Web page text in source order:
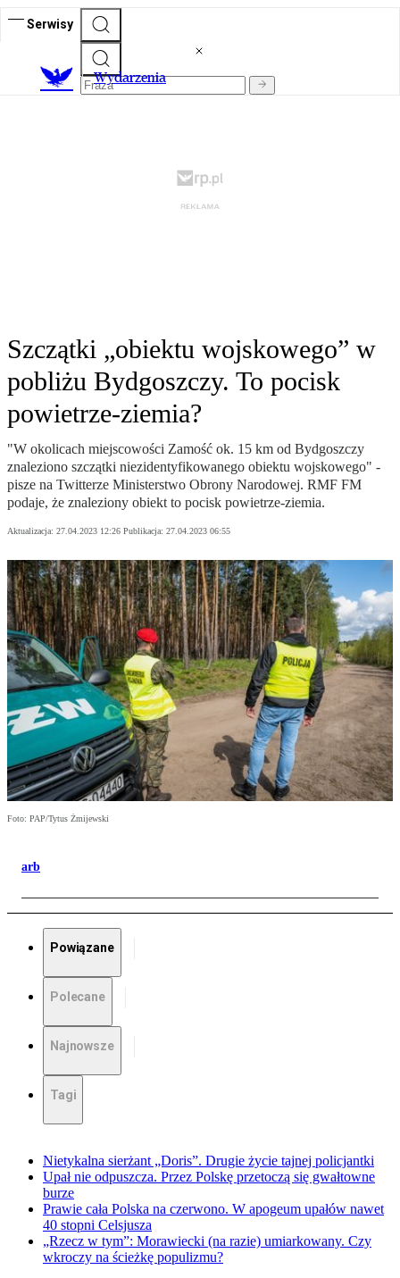
Serwisy
Wydarzenia
Szczątki „obiektu wojskowego” w
pobliżu Bydgoszczy. To pocisk
powietrze-ziemia?
"W okolicach miejscowości Zamość ok. 15 km od Bydgoszczy
znaleziono szczątki niezidentyfikowanego obiektu wojskowego" -
pisze na Twitterze Ministerstwo Obrony Narodowej. RMF FM
podaje, że znaleziony obiekt to pocisk powietrze-ziemia.
Aktualizacja: 27.04.2023 12:26 Publikacja: 27.04.2023 06:55
Foto: PAP/Tytus Żmijewski
arb
Powiązane
Polecane
Najnowsze
Tagi
Nietykalna sierżant „Doris”. Drugie życie tajnej policjantki
Upał nie odpuszcza. Przez Polskę przetoczą się gwałtowne
burze
Prawie cała Polska na czerwono. W apogeum upałów nawet
40 stopni Celsjusza
„Rzecz w tym”: Morawiecki (na razie) umiarkowany. Czy
wkroczy na ścieżkę populizmu?